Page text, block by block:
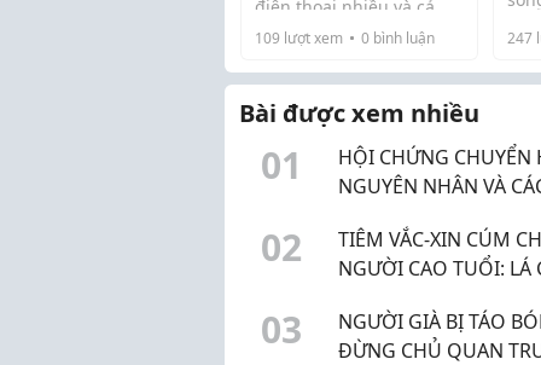
điện thoại nhiều và cả
người trung niên. Cảm
cổ lan xuống vai, đôi khi
lên đầu, khiến bạn mệt
mỏi và giảm ...
109 lượt xem 0 bình luận
vận
247
Bài được xem nhiều
01
HỘI CHỨNG CHUYỂN
NGUYÊN NHÂN VÀ
02
TIÊM VẮC-XIN CÚM
NGƯỜI CAO TUỔI: LÁ
03
NGƯỜI GIÀ BỊ TÁO
ĐỪNG CHỦ QUAN